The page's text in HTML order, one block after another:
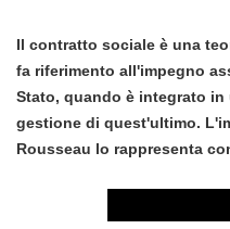
Il contratto sociale è una
fa riferimento all'impegno
Stato, quando è integrato
gestione di quest'ultimo.
Rousseau lo rappresenta